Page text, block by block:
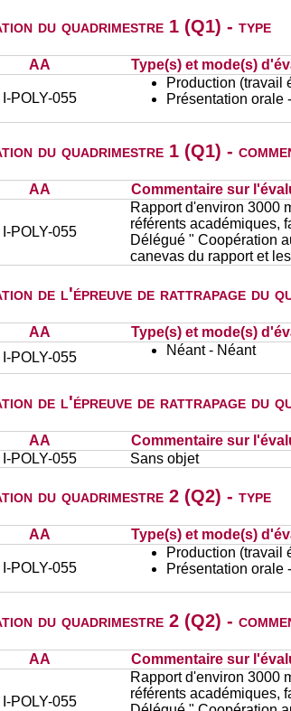
du quadrimestre 1 (Q1) - type
AA Type(s) et mode(s)
I-POLY-055
Production (travail
Présentation orale
du quadrimestre 1 (Q1) -
AA Commentaire sur
I-POLY-055
Rapport d'environ 3000
référents académiques,
Délégué " Coopération
canevas du rapport et
de l'épreuve de rattrapage du
AA
Type(s) et mode(s)
I-POLY-055
Néant - Néant
de l'épreuve de rattrapage du
AA
Commentaire sur
I-POLY-055
Sans objet
du quadrimestre 2 (Q2) - type
AA Type(s) et mode(s)
I-POLY-055
Production (travail
Présentation orale
du quadrimestre 2 (Q2) -
AA Commentaire sur
I-POLY-055
Rapport d'environ 3000
référents académiques,